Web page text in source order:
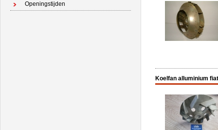
Openingstijden
Koelfan alluminium